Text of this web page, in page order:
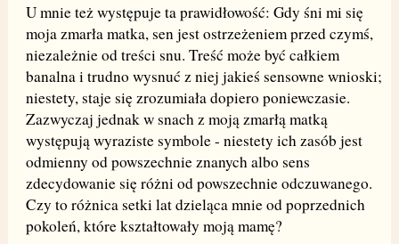
U mnie też występuje ta prawidłowość: Gdy śni mi się
moja zmarła matka, sen jest ostrzeżeniem przed czymś,
niezależnie od treści snu. Treść może być całkiem
banalna i trudno wysnuć z niej jakieś sensowne wnioski;
niestety, staje się zrozumiała dopiero poniewczasie.
Zazwyczaj jednak w snach z moją zmarłą matką
występują wyraziste symbole - niestety ich zasób jest
odmienny od powszechnie znanych albo sens
zdecydowanie się różni od powszechnie odczuwanego.
Czy to różnica setki lat dzieląca mnie od poprzednich
pokoleń, które kształtowały moją mamę?